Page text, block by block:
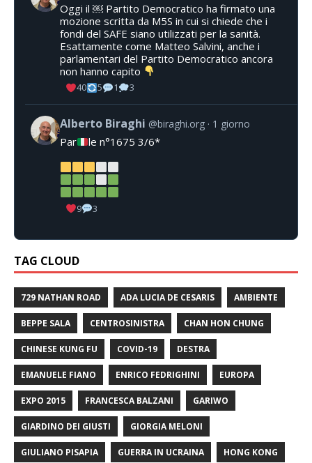
Oggi il ￼ Partito Democratico ha firmato una
mozione scritta da M5S in cui si chiede che i
fondi del SAFE siano utilizzati per la sanità.
Esattamente come Matteo Salvini, anche i
parlamentari del Partito Democratico ancora
non hanno capito
40 5 1 3
Alberto Biraghi @biraghi.org 1 giorno
Par le n°1675 3/6*
9 3
TAG CLOUD
729 NATHAN ROAD ADA LUCIA DE CESARIS AMBIENTE
BEPPE SALA CENTROSINISTRA CHAN HON CHUNG
CHINESE KUNG FU COVID-19 DESTRA
EMANUELE FIANO ENRICO FEDRIGHINI EUROPA
EXPO 2015 FRANCESCA BALZANI GARIWO
GIARDINO DEI GIUSTI GIORGIA MELONI
GIULIANO PISAPIA GUERRA IN UCRAINA HONG KONG